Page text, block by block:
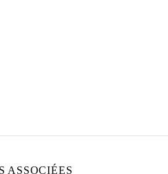
ASSOCIÉES